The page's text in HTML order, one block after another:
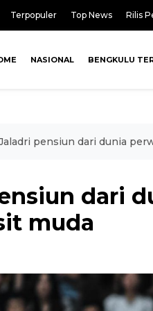
Terpopuler Top News Rilis
NASIONAL BENGKULU
pensiun dari dunia
dari
muda